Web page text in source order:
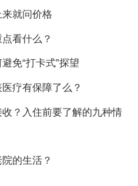
就问价格
看什么？
免“打卡式”探望
疗有保障了么？
？入住前要了解的九种情
的生活？